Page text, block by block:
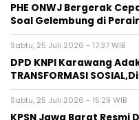
PHE ONWJ Bergerak
Soal Gelembung di
Sabtu, 25 Juli 2026 - 17:37 WIB
DPD KNPI Karawang
TRANSFORMASI
Sabtu, 25 Juli 2026 - 15:29 WIB
KPSN Jawa Barat